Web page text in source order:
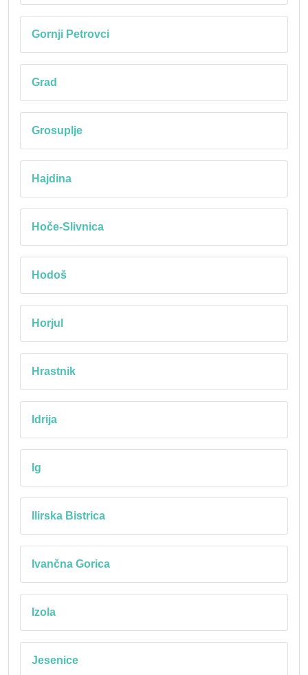
Gornji Petrovci
Grad
Grosuplje
Hajdina
Hoče-Slivnica
Hodoš
Horjul
Hrastnik
Idrija
Ig
Ilirska Bistrica
Ivančna Gorica
Izola
Jesenice